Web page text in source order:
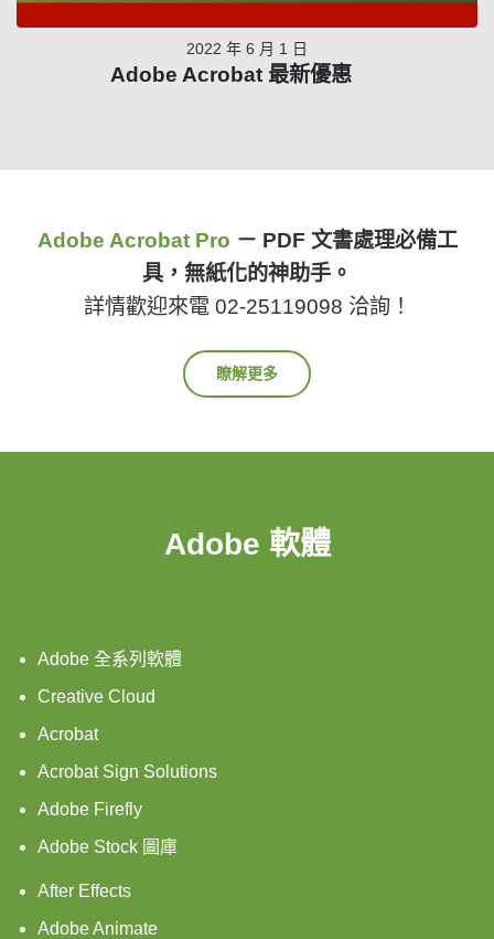
2022 年 6 月 1 日
Adobe Acrobat 最新優惠
Adobe Acrobat Pro － PDF 文書處理必備工
具，無紙化的神助手。
詳情歡迎來電 02-25119098 洽詢！
瞭解更多
Adobe 軟體
Adobe 全系列軟體
Creative Cloud
Acrobat
Acrobat Sign Solutions
Adobe Firefly
Adobe Stock 圖庫
After Effects
Adobe Animate